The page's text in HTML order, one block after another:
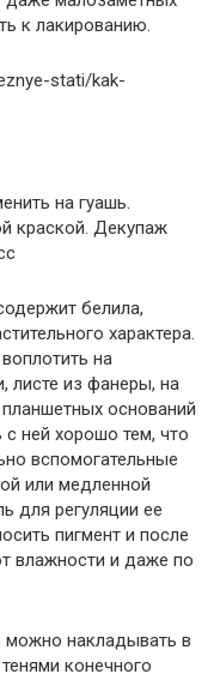
к лакированию.
stati/kak-
белила,
характера.
на
листе из фанеры, на
оснований
ней хорошо тем, что
вспомогательные
или медленной
для регуляции ее
пигмент и после
влажности и даже по
можно накладывать в
конечного